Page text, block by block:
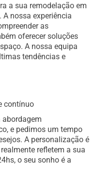
a sua remodelação em
nossa experiência
as
oferecer soluções
A nossa equipa
tendências e
contínuo
abordagem
e pedimos um tempo
A personalização é
refletem a sua
o seu sonho é a